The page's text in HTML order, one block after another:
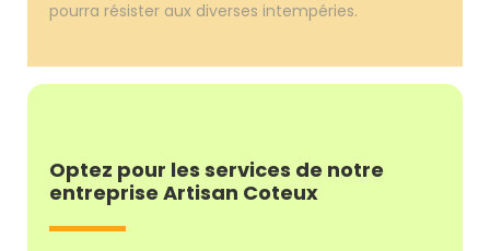
pourra résister aux diverses intempéries.
Optez pour les services de notre
entreprise Artisan Coteux